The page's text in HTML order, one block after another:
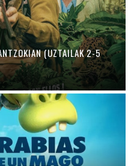
(UZTAILAK 2-5